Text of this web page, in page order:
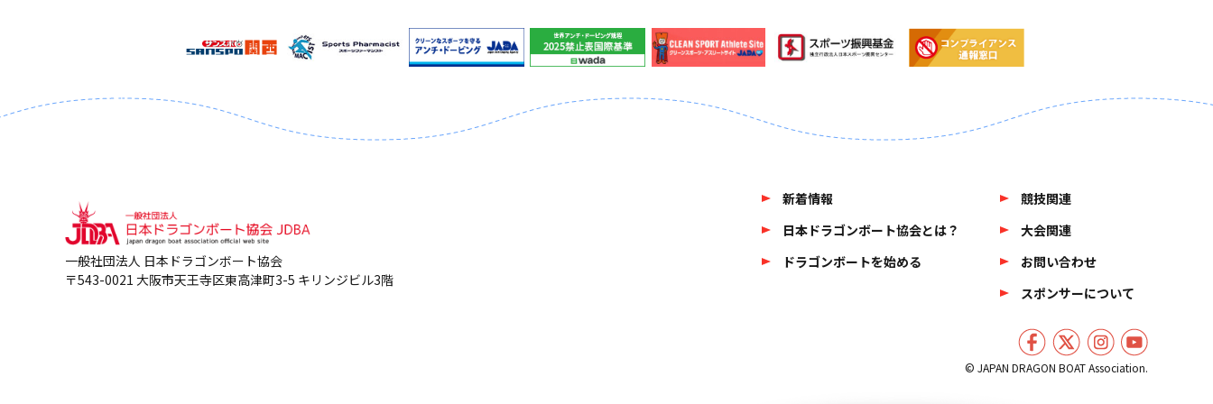
一般社団法人 日本ドラゴンボート協会
〒543-0021 大阪市天王寺区東高津町3-5 キリンジビル3階
新着情報
日本ドラゴンボート協会とは？
ドラゴンボートを始める
競技関連
大会関連
お問い合わせ
スポンサーについて
© JAPAN DRAGON BOAT Association.